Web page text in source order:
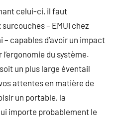
celui-ci, il faut
– EMUI chez
– capables d’avoir un impact
du système.
un plus large éventail
attentes en matière de
un portable, la
importe probablement le